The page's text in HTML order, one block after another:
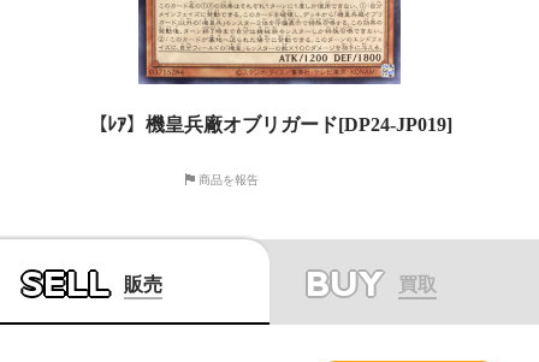
【ﾚｱ】機皇兵廠オブリガード[DP24-JP019]
商品を報告
SELL 販売 BUY 買取